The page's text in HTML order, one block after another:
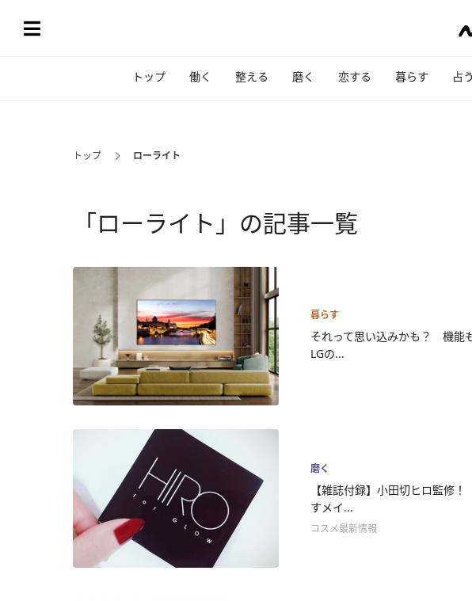
トップ 働く 整える 磨く 恋する 暮らす 占う
トップ ローライト
「ローライト」の記事一覧
暮らす
それって思い込みかも？ 機能
LGの...
磨く
【雑誌付録】小田切ヒロ監修
すメイ...
コスメ最新情報